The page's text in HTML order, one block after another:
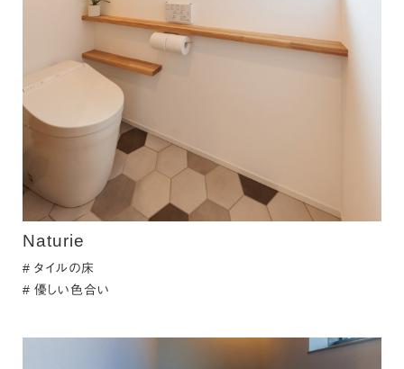
Naturie
タイルの床
優しい色合い